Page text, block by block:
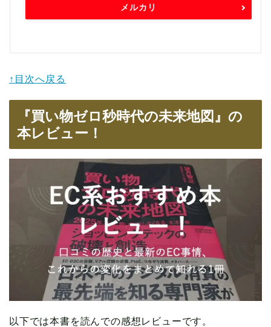
メルカリ
↑目次へ戻る
『買い物ゼロ秒時代の未来地図』の
本レビュー！
以下では本書を読んでの感想レビューです。